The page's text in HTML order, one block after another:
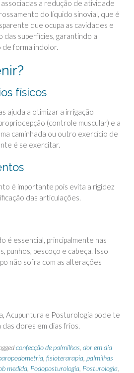
a redução de atividade
do líquido sinovial, que é
que ocupa as cavidades e
das superfícies, garantindo a
de forma indolor.
físicos
ajuda a otimizar a irrigação
(controle muscular) e a
caminhada ou outro exercício de
é se exercitar.
é importante pois evita a rigidez
das articulações.
é essencial, principalmente nas
punhos, pescoço e cabeça. Isso
não sofra com as alterações
Acupuntura e Posturologia pode te
dores em dias frios.
confecção de palmilhas dor em dia
fisioterarapia palmilhas
medida Podoposturologia Posturologia